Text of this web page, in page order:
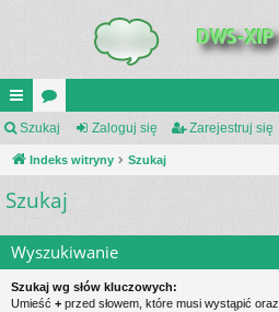
UI
C
K
IN
K
or
a
Szukaj Zaloguj się Zarejestruj się
Indeks witryny Szukaj
Szukaj
Wyszukiwanie
Szukaj wg słów kluczowych:
Umieść + przed słowem, które musi wystąpić oraz